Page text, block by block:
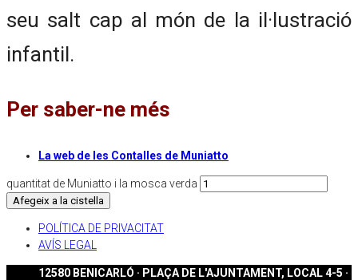
seu salt cap al món de la il·lustració
infantil.
Per saber-ne més
La web de les Contalles de Muniatto
quantitat de Muniatto i la mosca verda
Afegeix a la cistella
POLÍTICA DE PRIVACITAT
AVÍS LEGAL
12580 BENICARLÓ · PLAÇA DE L'AJUNTAMENT, LOCAL 4-5 ·